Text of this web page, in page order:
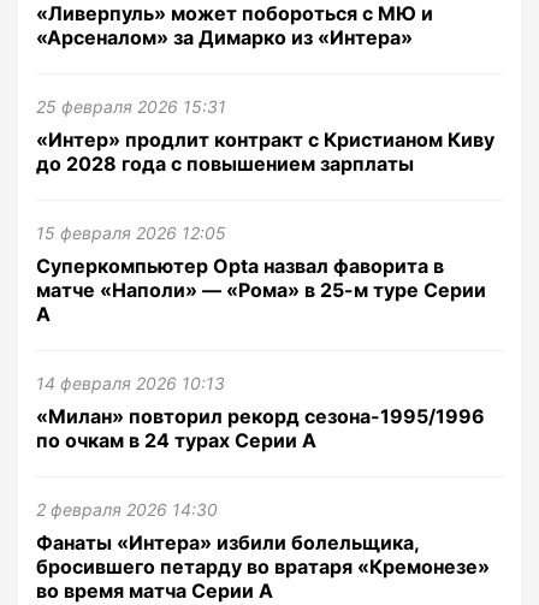
«Ливерпуль» может побороться с МЮ и
«Арсеналом» за Димарко из «Интера»
25 февраля 2026 15:31
«Интер» продлит контракт с Кристианом Киву
до 2028 года с повышением зарплаты
15 февраля 2026 12:05
Суперкомпьютер Opta назвал фаворита в
матче «Наполи» — «Рома» в 25-м туре Серии
А
14 февраля 2026 10:13
«Милан» повторил рекорд сезона-1995/1996
по очкам в 24 турах Серии А
2 февраля 2026 14:30
Фанаты «Интера» избили болельщика,
бросившего петарду во вратаря «Кремонезе»
во время матча Серии А